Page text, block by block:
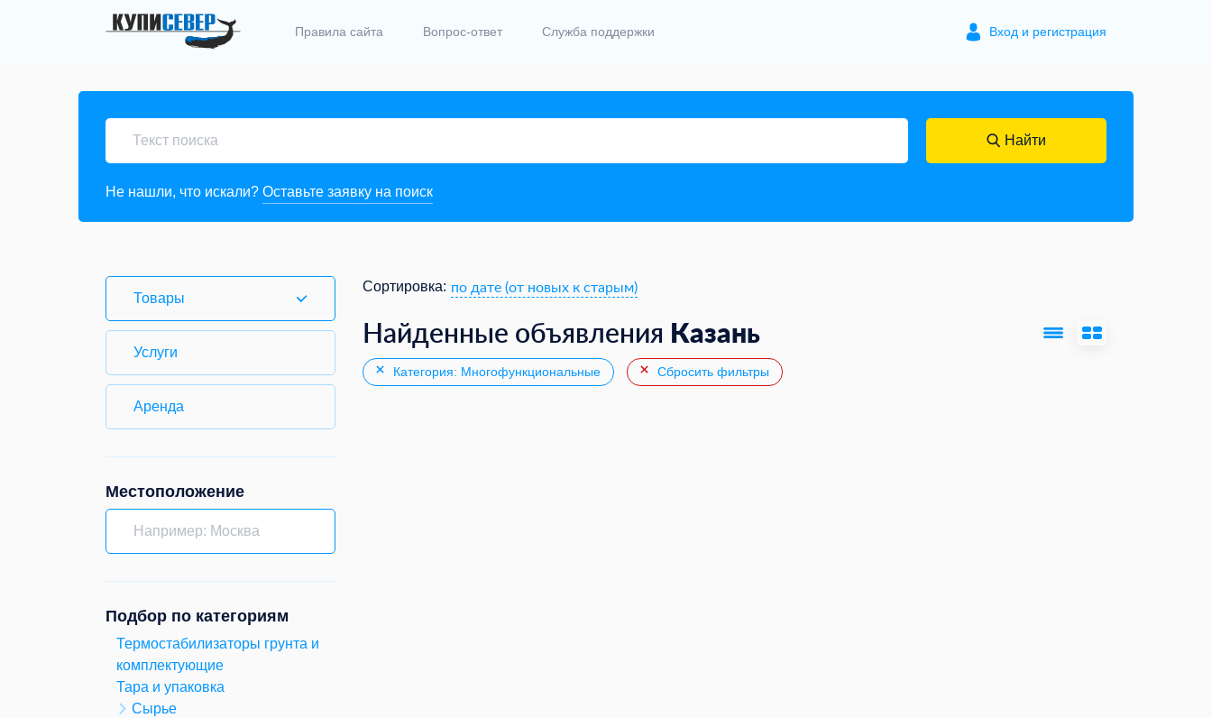
Правила сайта Вопрос-ответ Служба поддержки Вход и регистрация
Найти
Не нашли, что искали? Оставьте заявку на поиск
Товары
Услуги
Аренда
Местоположение
Подбор по категориям
Термостабилизаторы грунта и
комплектующие
Тара и упаковка
Сырье
Сортировка: по дате (от новых к старым)
Найденные объявления Казань
Категория: Многофункциональные Сбросить фильтры